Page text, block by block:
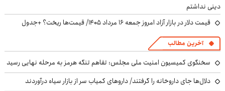
دینی نداشتم
قیمت دلار در بازار آزاد امروز جمعه ۱۶ مرداد ۱۴۰۵/ قیمت‌ها ریخت؟ +جدول
آخرین مطالب
سخنگوی کمیسیون امنیت ملی مجلس: تفاهم تنگه هرمز به مرحله نهایی رسید
دلال‌ها جای داروخانه را گرفتند/ داروهای کمیاب سر از بازار سیاه درآوردند